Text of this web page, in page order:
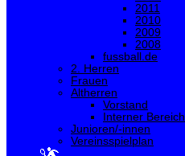
2011
2010
2009
2008
fussball.de
2. Herren
Frauen
Altherren
Vorstand
Interner Bereich
Junioren/-innen
Vereinsspielplan